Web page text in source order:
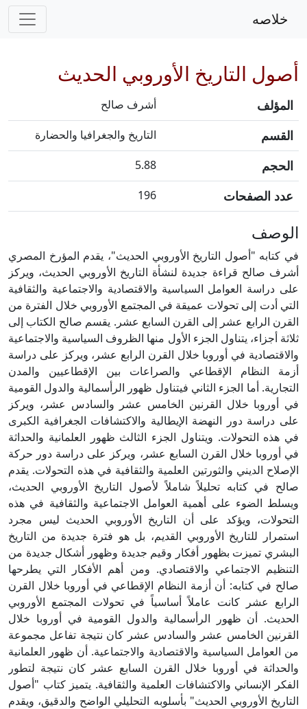
خلاصه
أصول التاريخ الأوروبي الحديث
المؤلف أشرف صالح
القسم التاريخ والجغرافيا والحضارة
الحجم 5.88
عدد الصفحات 196
الوصف
في كتابه "أصول التاريخ الأوروبي الحديث"، يقدم المؤرخ المصري
أشرف صالح قراءة جديدة لنشأة التاريخ الأوروبي الحديث، ويركز
على دراسة العوامل السياسية والاقتصادية والاجتماعية والثقافية
التي أدت إلى تحولات عميقة في المجتمع الأوروبي خلال الفترة من
القرن الرابع عشر إلى القرن السابع عشر. يقسم صالح الكتاب إلى
ثلاثة أجزاء، يتناول الجزء الأول منها الظروف السياسية والاجتماعية
والاقتصادية في أوروبا خلال القرن الرابع عشر، ويركز على دراسة
أزمة النظام الإقطاعي والصراعات بين الإقطاعيين والمدن
التجارية. أما الجزء الثاني فيتناول ظهور الرأسمالية والدول القومية
في أوروبا خلال القرنين الخامس عشر والسادس عشر، ويركز
على دراسة دور النهضة الإيطالية والاكتشافات الجغرافية الكبرى
في هذه التحولات. ويتناول الجزء الثالث ظهور العلمانية والحداثة
في أوروبا خلال القرن السابع عشر، ويركز على دراسة دور حركة
الإصلاح الديني والثورتين العلمية والثقافية في هذه التحولات. يقدم
صالح في كتابه تحليلاً شاملاً لأصول التاريخ الأوروبي الحديث،
ويسلط الضوء على أهمية العوامل الاجتماعية والثقافية في هذه
التحولات، ويؤكد على أن التاريخ الأوروبي الحديث ليس مجرد
استمرار للتاريخ الأوروبي القديم، بل هو فترة جديدة من التاريخ
البشري تميزت بظهور أفكار وقيم جديدة وظهور أشكال جديدة من
التنظيم الاجتماعي والاقتصادي. ومن أهم الأفكار التي يطرحها
صالح في كتابه: أن أزمة النظام الإقطاعي في أوروبا خلال القرن
الرابع عشر كانت عاملاً أساسياً في تحولات المجتمع الأوروبي
الحديث. أن ظهور الرأسمالية والدول القومية في أوروبا خلال
القرنين الخامس عشر والسادس عشر كان نتيجة تفاعل مجموعة
من العوامل السياسية والاقتصادية والاجتماعية. أن ظهور العلمانية
والحداثة في أوروبا خلال القرن السابع عشر كان نتيجة لتطور
الفكر الإنساني والاكتشافات العلمية والثقافية. يتميز كتاب "أصول
التاريخ الأوروبي الحديث" بأسلوبه التحليلي الواضح والدقيق، ويقدم